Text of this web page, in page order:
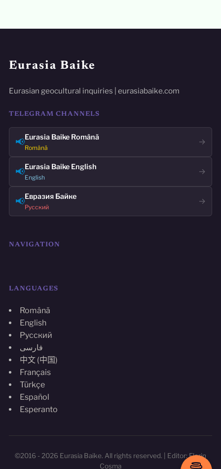
Eurasia Baike
Eurasian geocultural inquiries | eurasiabaike.com
TELEGRAM CHANNELS
📢Eurasia Baike Română
Română
→
📢Eurasia Baike English
English
→
📢Евразия Байке
Русский
→
NAVIGATION
LANGUAGES
Română
English
Русский
فارسی
中文 (中国)
Français
Türkçe
Español
Esperanto
©2016 - 2026 Eurasia Baike. All rights reserved. | Editor: Florin
Cosma